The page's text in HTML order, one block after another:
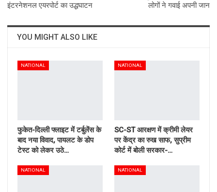
इंटरनेशनल एयरपोर्ट का उद्धघाटन
लोगों ने गवाई अपनी जान
YOU MIGHT ALSO LIKE
NATIONAL
फुकेत-दिल्ली फ्लाइट में टर्बुलेंस के
बाद नया विवाद, पायलट के डोप
टेस्ट को लेकर उठे…
NATIONAL
SC-ST आरक्षण में क्रीमी लेयर
पर केंद्र का रुख साफ, सुप्रीम
कोर्ट में बोली सरकार-…
NATIONAL NATIONAL